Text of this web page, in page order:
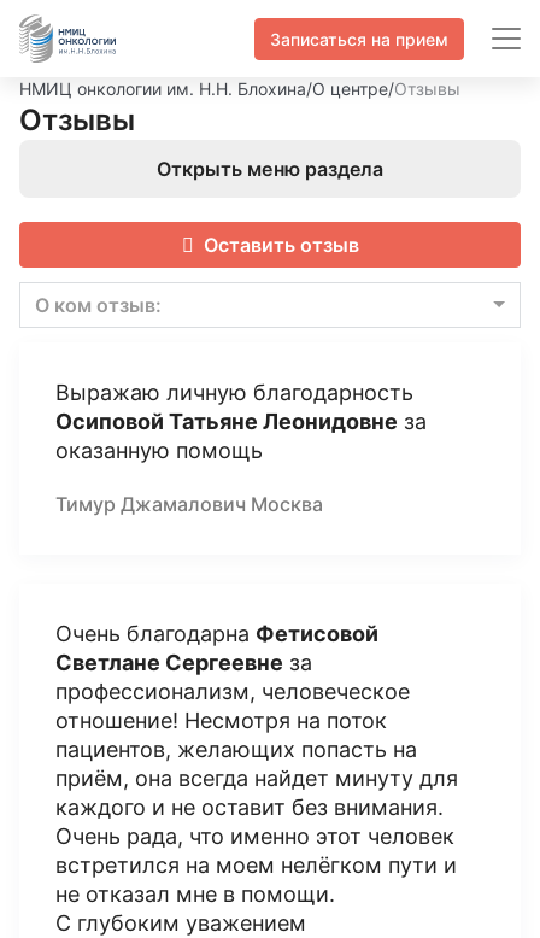
Записаться на прием
НМИЦ онкологии им. Н.Н. Блохина/О центре/Отзывы
Отзывы
Открыть меню раздела
Оставить отзыв
О ком отзыв:
Выражаю личную благодарность
Осиповой Татьяне Леонидовне за
оказанную помощь
Тимур Джамалович Москва
Очень благодарна Фетисовой
Светлане Сергеевне за
профессионализм, человеческое
отношение! Несмотря на поток
пациентов, желающих попасть на
приём, она всегда найдет минуту для
каждого и не оставит без внимания.
Очень рада, что именно этот человек
встретился на моем нелёгком пути и
не отказал мне в помощи.
С глубоким уважением